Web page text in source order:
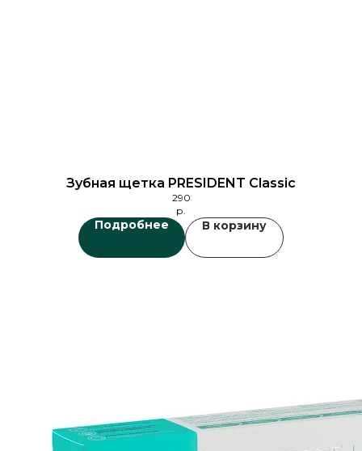
Зубная щетка PRESIDENT Classic
290
р.
Подробнее В корзину